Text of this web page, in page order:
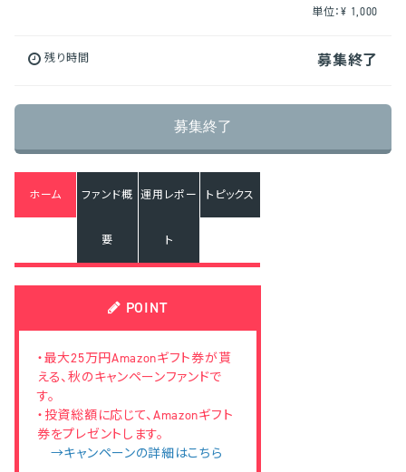
単位：¥ 1,000
残り時間 募集終了
募集終了
ホーム ファンド概
要
運用レポー
ト
トピックス
POINT
・最大25万円Amazonギフト券が貰
える、秋のキャンペーンファンドで
す。
・投資総額に応じて、Amazonギフト
券をプレゼントします。
→キャンペーンの詳細はこちら